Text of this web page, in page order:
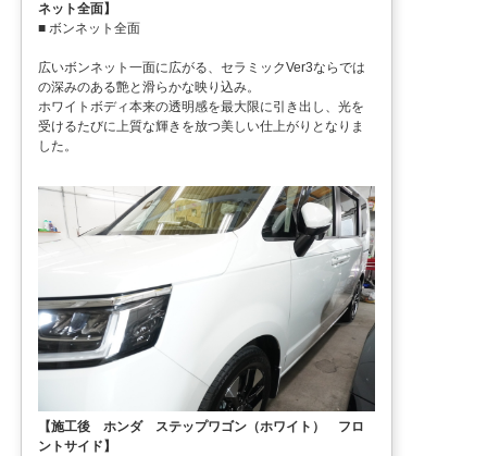
ネット全面】
■ ボンネット全面
広いボンネット一面に広がる、セラミックVer3ならでは
の深みのある艶と滑らかな映り込み。
ホワイトボディ本来の透明感を最大限に引き出し、光を
受けるたびに上質な輝きを放つ美しい仕上がりとなりま
した。
【施工後 ホンダ ステップワゴン（ホワイト） フロ
ントサイド】